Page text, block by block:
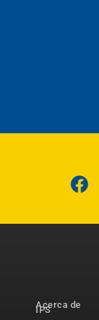
Acerca de
IPS